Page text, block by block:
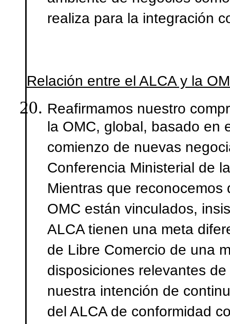
realiza para la integración
Relación entre el ALCA y la
Reafirmamos nuestro
la OMC, global, basado en
comienzo de nuevas
Conferencia Ministerial de
Mientras que
OMC están vinculados,
ALCA tienen una meta
de Libre Comercio de una
disposiciones relevantes
nuestra intención de
del ALCA de conformidad